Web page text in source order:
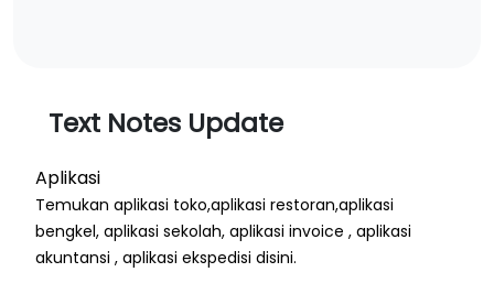
Text Notes Update
Aplikasi
Temukan aplikasi toko,aplikasi restoran,aplikasi
bengkel, aplikasi sekolah, aplikasi invoice , aplikasi
akuntansi , aplikasi ekspedisi disini.